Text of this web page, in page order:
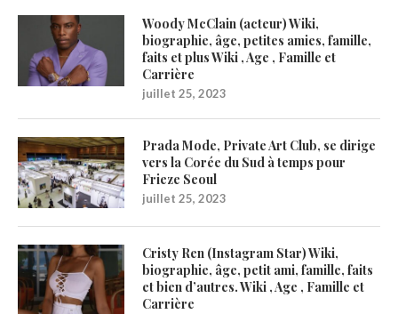
Woody McClain (acteur) Wiki,
biographie, âge, petites amies, famille,
faits et plus Wiki , Age , Famille et
Carrière
juillet 25, 2023
Prada Mode, Private Art Club, se dirige
vers la Corée du Sud à temps pour
Frieze Seoul
juillet 25, 2023
Cristy Ren (Instagram Star) Wiki,
biographie, âge, petit ami, famille, faits
et bien d’autres. Wiki , Age , Famille et
Carrière